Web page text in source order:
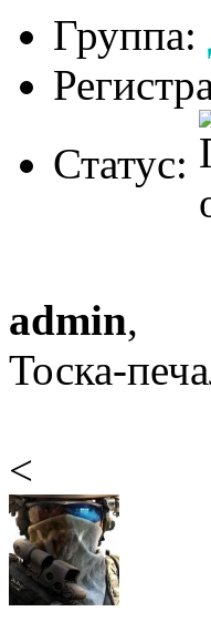
Группа:
Статус:
admin,
Тоска-
<